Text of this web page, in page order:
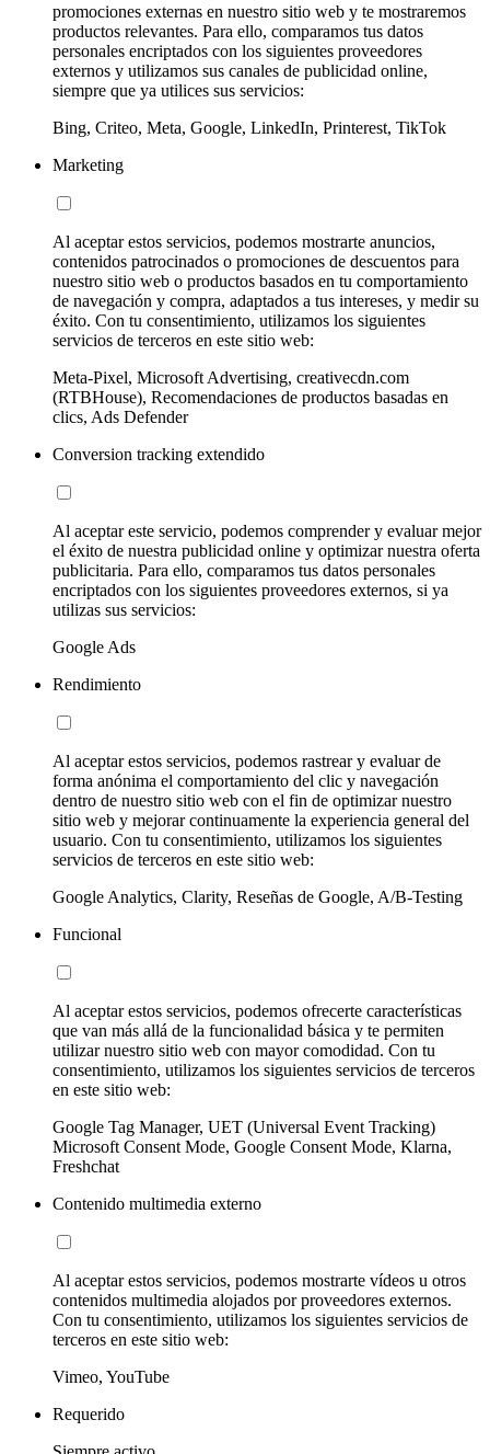
promociones externas en nuestro sitio web y te mostraremos
productos relevantes. Para ello, comparamos tus datos
personales encriptados con los siguientes proveedores
externos y utilizamos sus canales de publicidad online,
siempre que ya utilices sus servicios:
Bing, Criteo, Meta, Google, LinkedIn, Printerest, TikTok
Marketing
Al aceptar estos servicios, podemos mostrarte anuncios,
contenidos patrocinados o promociones de descuentos para
nuestro sitio web o productos basados en tu comportamiento
de navegación y compra, adaptados a tus intereses, y medir su
éxito. Con tu consentimiento, utilizamos los siguientes
servicios de terceros en este sitio web:
Meta-Pixel, Microsoft Advertising, creativecdn.com
(RTBHouse), Recomendaciones de productos basadas en
clics, Ads Defender
Conversion tracking extendido
Al aceptar este servicio, podemos comprender y evaluar mejor
el éxito de nuestra publicidad online y optimizar nuestra oferta
publicitaria. Para ello, comparamos tus datos personales
encriptados con los siguientes proveedores externos, si ya
utilizas sus servicios:
Google Ads
Rendimiento
Al aceptar estos servicios, podemos rastrear y evaluar de
forma anónima el comportamiento del clic y navegación
dentro de nuestro sitio web con el fin de optimizar nuestro
sitio web y mejorar continuamente la experiencia general del
usuario. Con tu consentimiento, utilizamos los siguientes
servicios de terceros en este sitio web:
Google Analytics, Clarity, Reseñas de Google, A/B-Testing
Funcional
Al aceptar estos servicios, podemos ofrecerte características
que van más allá de la funcionalidad básica y te permiten
utilizar nuestro sitio web con mayor comodidad. Con tu
consentimiento, utilizamos los siguientes servicios de terceros
en este sitio web:
Google Tag Manager, UET (Universal Event Tracking)
Microsoft Consent Mode, Google Consent Mode, Klarna,
Freshchat
Contenido multimedia externo
Al aceptar estos servicios, podemos mostrarte vídeos u otros
contenidos multimedia alojados por proveedores externos.
Con tu consentimiento, utilizamos los siguientes servicios de
terceros en este sitio web:
Vimeo, YouTube
Requerido